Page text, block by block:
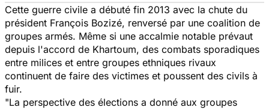
Cette guerre civile a débuté fin 2013 avec la chute du
président François Bozizé, renversé par une coalition de
groupes armés. Même si une accalmie notable prévaut
depuis l'accord de Khartoum, des combats sporadiques
entre milices et entre groupes ethniques rivaux
continuent de faire des victimes et poussent des civils à
fuir.
"La perspective des élections a donné aux groupes